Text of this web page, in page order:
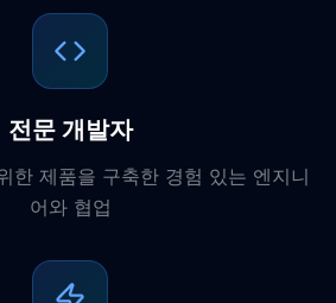
전문 개발자
한 제품을 구축한 경험 있는 엔지니
어와 협업